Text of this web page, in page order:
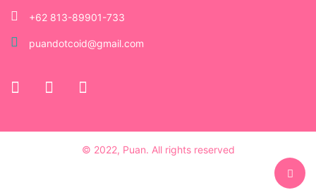
+62 813-89901-733
puandotcoid@gmail.com
© 2022, Puan. All rights reserved